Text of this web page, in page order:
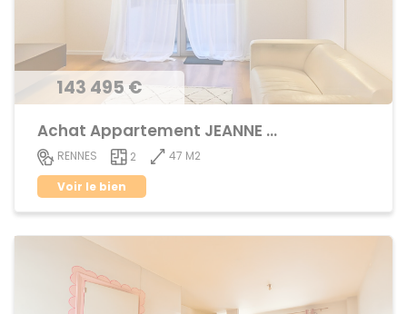
143 495 €
Achat Appartement JEANNE d'ARC - BEAULIEU
RENNES 2
47 M2
Voir le bien